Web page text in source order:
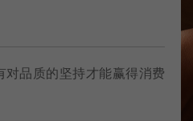
对品质的坚持才能赢得消费